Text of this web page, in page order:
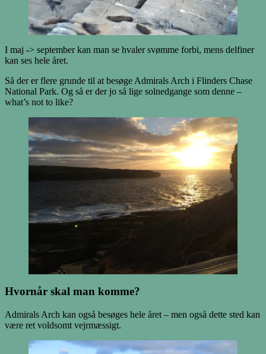
I maj -> september kan man se hvaler svømme forbi, mens delfiner
kan ses hele året.
Så der er flere grunde til at besøge Admirals Arch i Flinders Chase
National Park. Og så er der jo så lige solnedgange som denne –
what’s not to like?
Hvornår skal man komme?
Admirals Arch kan også besøges hele året – men også dette sted kan
være ret voldsomt vejrmæssigt.